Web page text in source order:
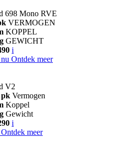
698 Mono RVE
VERMOGEN
KOPPEL
GEWICHT
i
Ontdek meer
V2
pk Vermogen
Koppel
Gewicht
i
Ontdek meer